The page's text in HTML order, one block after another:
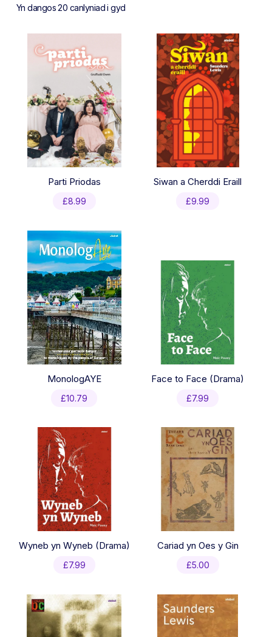
Yn dangos 20 canlyniad i gydSorted
Parti Priodas
£8.99
Siwan a Cherddi Eraill
£9.99
MonologAYE
£10.79
Face to Face (Drama)
£7.99
Wyneb yn Wyneb (Drama)
£7.99
Cariad yn Oes y Gin
£5.00